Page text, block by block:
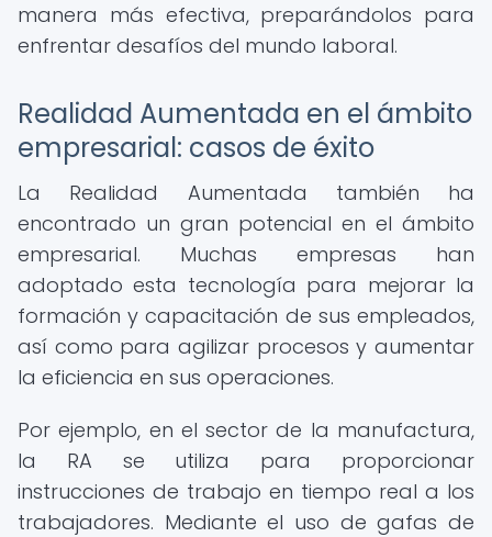
manera más efectiva, preparándolos para
enfrentar desafíos del mundo laboral.
Realidad Aumentada en el ámbito
empresarial: casos de éxito
La Realidad Aumentada también ha
encontrado un gran potencial en el ámbito
empresarial. Muchas empresas han
adoptado esta tecnología para mejorar la
formación y capacitación de sus empleados,
así como para agilizar procesos y aumentar
la eficiencia en sus operaciones.
Por ejemplo, en el sector de la manufactura,
la RA se utiliza para proporcionar
instrucciones de trabajo en tiempo real a los
trabajadores. Mediante el uso de gafas de